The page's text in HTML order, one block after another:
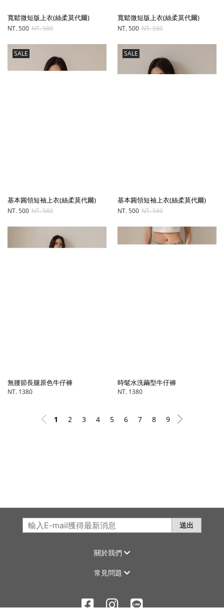
寬鬆微短版上衣(絲柔莫代爾)
NT. 500 NT. 580
寬鬆微短版上衣(絲柔莫代爾)
NT. 500 NT. 580
SALE
基本圓領短袖上衣(絲柔莫代爾)
NT. 500 NT. 580
SALE
基本圓領短袖上衣(絲柔莫代爾)
NT. 500 NT. 580
無腰節長腿原色牛仔褲
NT. 1380
時髦水洗繭型牛仔褲
NT. 1380
1 2 3 4 5 6 7 8 9
送出
關於我們
常見問題